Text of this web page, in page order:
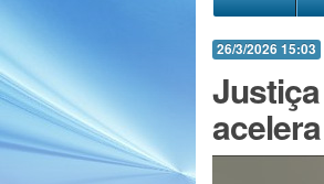
26/3/2026 15:03